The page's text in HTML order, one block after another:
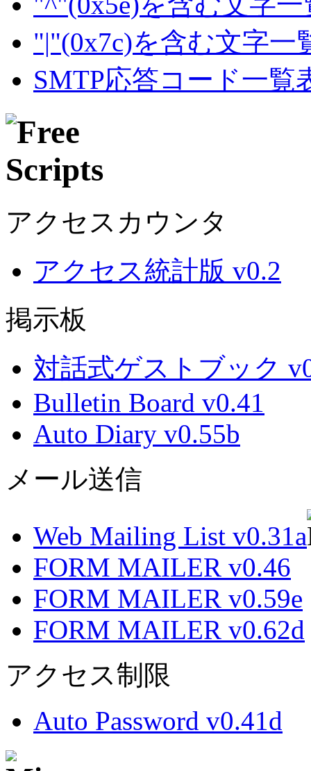
"|"(0x7c)を含む文字一
SMTP応答コード一覧
アクセスカウンタ
アクセス統計版 v0.2
掲示板
対話式ゲストブック
Bulletin Board v0.41
Auto Diary v0.55b
メール送信
Web Mailing List v0.31a
FORM MAILER v0.46
FORM MAILER v0.59e
FORM MAILER v0.62d
アクセス制限
Auto Password v0.41d